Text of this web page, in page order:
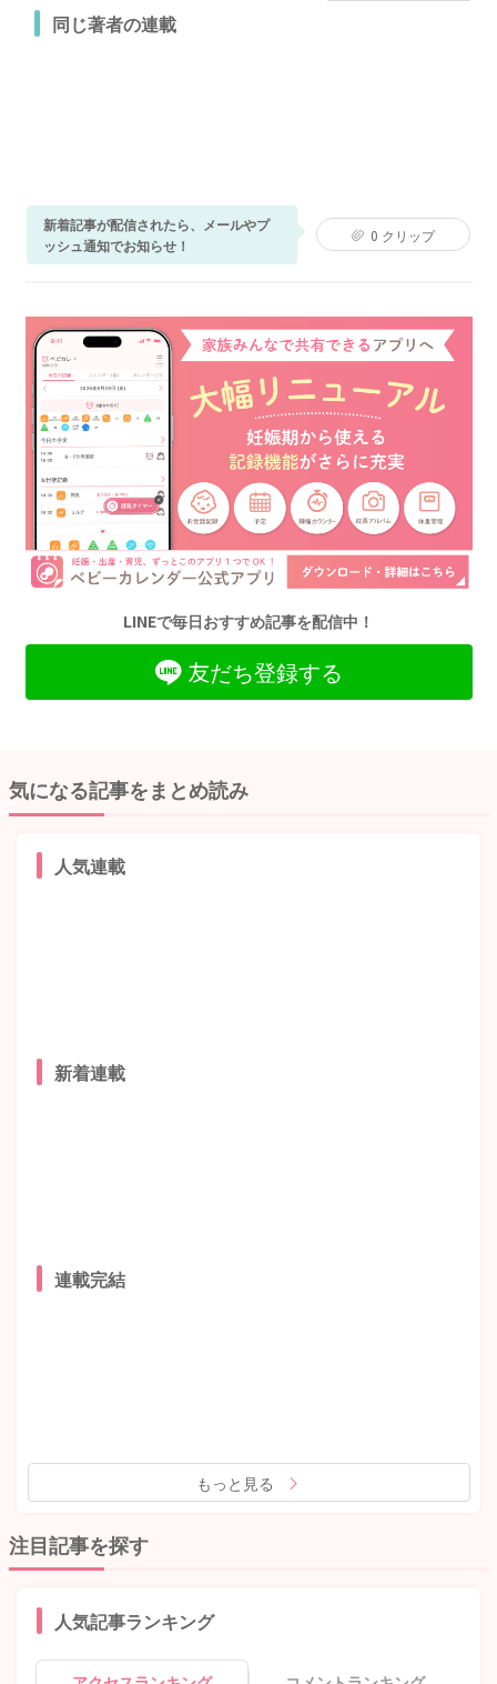
ップにも足を運ぶ。
同じ著者の連載
新着記事が配信されたら、メールやプ
ッシュ通知でお知らせ！
0 クリップ
LINEで毎日おすすめ記事を配信中！
友だち登録する
気になる記事をまとめ読み
人気連載
新着連載
連載完結
もっと見る
注目記事を探す
人気記事ランキング